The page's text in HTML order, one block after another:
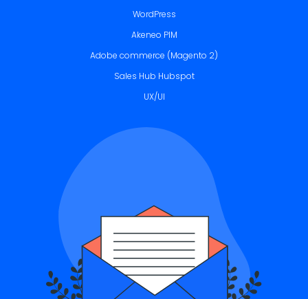
WordPress
Akeneo PIM
Adobe commerce (Magento 2)
Sales Hub Hubspot
UX/UI